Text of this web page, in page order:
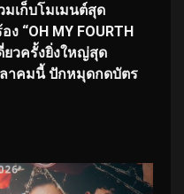
มเก็บโมเมนต์สุด
“OH MY FOURTH
ยวครั้งยิ่งใหญ่สุด
าคมนี้ ปักหมุดกดบัตร